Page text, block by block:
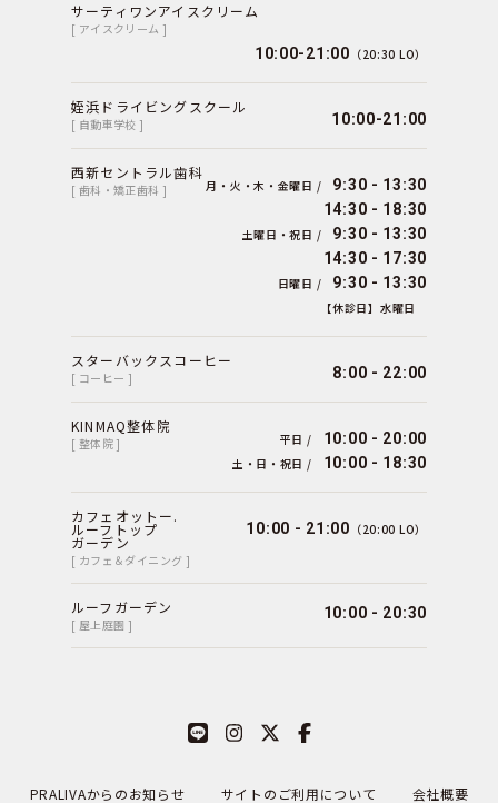
サーティワンアイスクリーム
[ アイスクリーム ]
10:00-21:00 （20:30 LO）
姪浜ドライビングスクール
[ 自動車学校 ] 10:00-21:00
西新セントラル歯科
[ 歯科・矯正歯科 ] 月・火・木・金曜日 /
9:30 - 13:30
14:30 - 18:30
土曜日・祝日 /
9:30 - 13:30
14:30 - 17:30
日曜日 / 9:30 - 13:30
【休診日】水曜日
スターバックスコーヒー
[ コーヒー ] 8:00 - 22:00
KINMAQ整体院
[ 整体院 ] 平日 / 10:00 - 20:00
土・日・祝日 / 10:00 - 18:30
カフェオットー.
ルーフトップ
ガーデン
[ カフェ＆ダイニング ]
10:00 - 21:00 （20:00 LO）
ルーフガーデン
[ 屋上庭園 ]
10:00 - 20:30
PRALIVAからのお知らせ サイトのご利用について 会社概要